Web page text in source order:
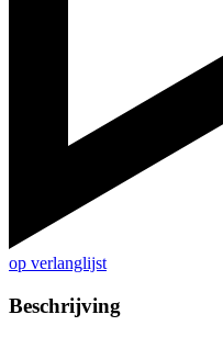
op verlanglijst
Beschrijving